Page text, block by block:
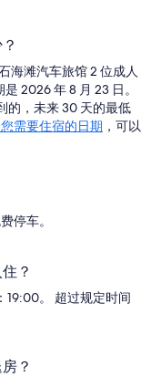
海滩汽车旅馆 2 位成人
2026 年 8 月 23 日。
的，未来 30 天的最低
需要住宿的日期 ，可以
停车。
？
19:00。 超过规定时间
？